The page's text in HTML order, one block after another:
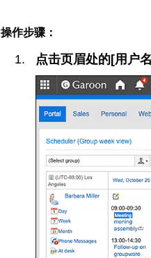
操作步骤：
点击页眉处的[用户名